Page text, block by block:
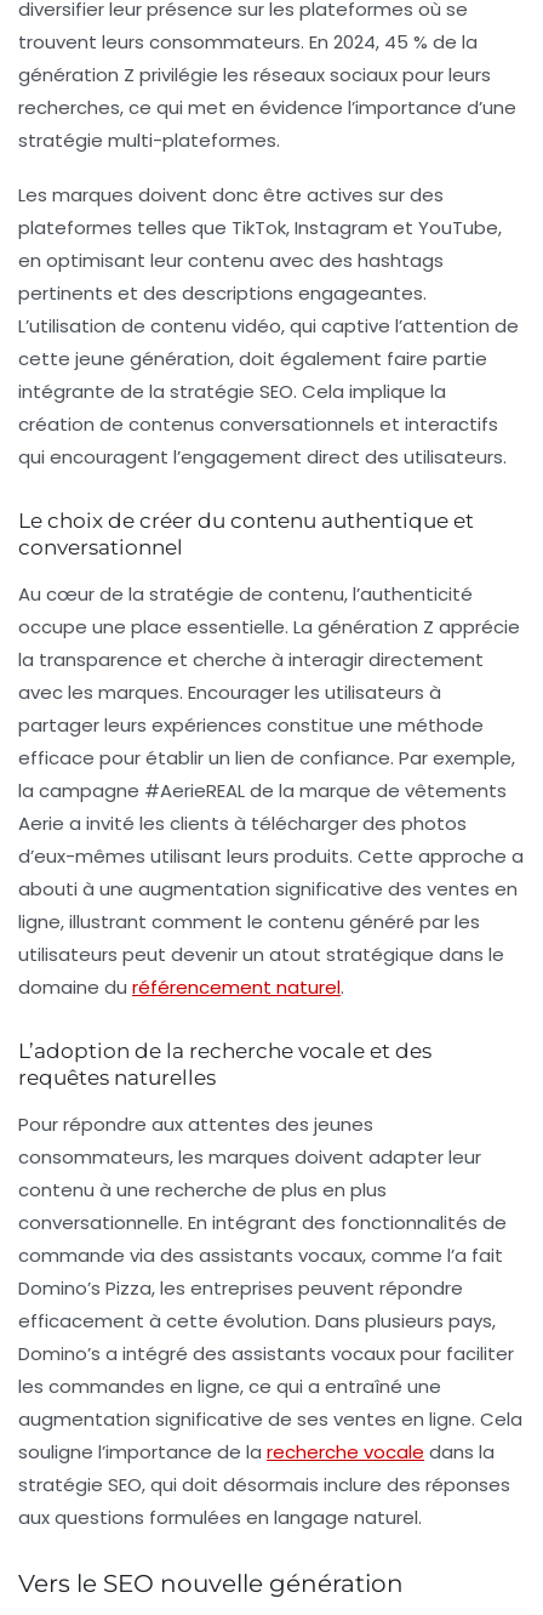
diversifier leur présence sur les plateformes où se
trouvent leurs consommateurs. En 2024, 45 % de la
génération Z privilégie les réseaux sociaux pour leurs
recherches, ce qui met en évidence l’importance d’une
stratégie multi-plateformes.
Les marques doivent donc être actives sur des
plateformes telles que TikTok, Instagram et YouTube,
en optimisant leur contenu avec des hashtags
pertinents et des descriptions engageantes.
L’utilisation de contenu vidéo, qui captive l’attention de
cette jeune génération, doit également faire partie
intégrante de la stratégie SEO. Cela implique la
création de contenus conversationnels et interactifs
qui encouragent l’engagement direct des utilisateurs.
Le choix de créer du contenu authentique et
conversationnel
Au cœur de la stratégie de contenu, l’authenticité
occupe une place essentielle. La génération Z apprécie
la transparence et cherche à interagir directement
avec les marques. Encourager les utilisateurs à
partager leurs expériences constitue une méthode
efficace pour établir un lien de confiance. Par exemple,
la campagne #AerieREAL de la marque de vêtements
Aerie a invité les clients à télécharger des photos
d’eux-mêmes utilisant leurs produits. Cette approche a
abouti à une augmentation significative des ventes en
ligne, illustrant comment le contenu généré par les
utilisateurs peut devenir un atout stratégique dans le
domaine du référencement naturel.
L’adoption de la recherche vocale et des
requêtes naturelles
Pour répondre aux attentes des jeunes
consommateurs, les marques doivent adapter leur
contenu à une recherche de plus en plus
conversationnelle. En intégrant des fonctionnalités de
commande via des assistants vocaux, comme l’a fait
Domino’s Pizza, les entreprises peuvent répondre
efficacement à cette évolution. Dans plusieurs pays,
Domino’s a intégré des assistants vocaux pour faciliter
les commandes en ligne, ce qui a entraîné une
augmentation significative de ses ventes en ligne. Cela
souligne l’importance de la recherche vocale dans la
stratégie SEO, qui doit désormais inclure des réponses
aux questions formulées en langage naturel.
Vers le SEO nouvelle génération